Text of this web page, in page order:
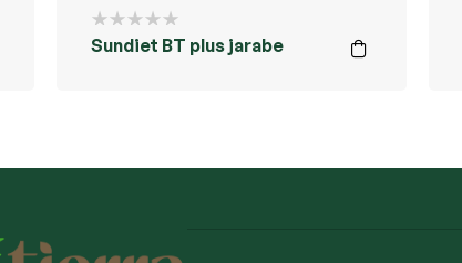
Sundiet BT plus jarabe